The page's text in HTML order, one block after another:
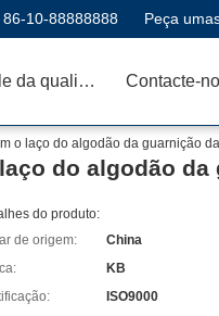
86-10-88888888 Peça
Controle da qualidade Contacte-
o laço do algodão da guarnição
do algodão da
do produto:
de origem:
China
KB
ISO9000